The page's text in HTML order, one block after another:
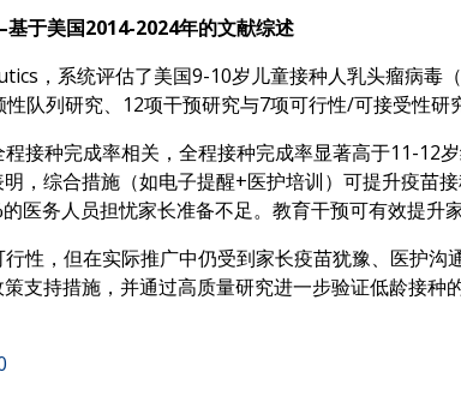
于美国2014-2024年的文献综述
，系统评估了美国9-10岁儿童接种人乳头瘤病毒
队列研究、12项干预研究与7项可行性/可接受性研究
接种完成率相关，全程接种完成率显著高于11-12
，综合措施（如电子提醒+医护培训）可提升疫苗
医务人员担忧家长准备不足。教育干预可有效提升
性，但在实际推广中仍受到家长疫苗犹豫、医护
支持措施，并通过高质量研究进一步验证低龄接种